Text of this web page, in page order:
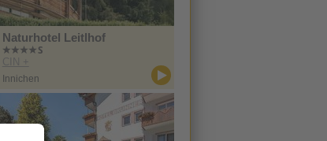
Naturhotel Leitlhof
CIN +
Innichen